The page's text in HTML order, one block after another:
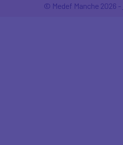
© Medef Manche 2026 -